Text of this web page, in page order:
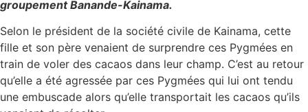
groupement Banande-Kainama.
Selon le président de la société civile de Kainama, cette
fille et son père venaient de surprendre ces Pygmées en
train de voler des cacaos dans leur champ. C’est au retour
qu’elle a été agressée par ces Pygmées qui lui ont tendu
une embuscade alors qu’elle transportait les cacaos qu’ils